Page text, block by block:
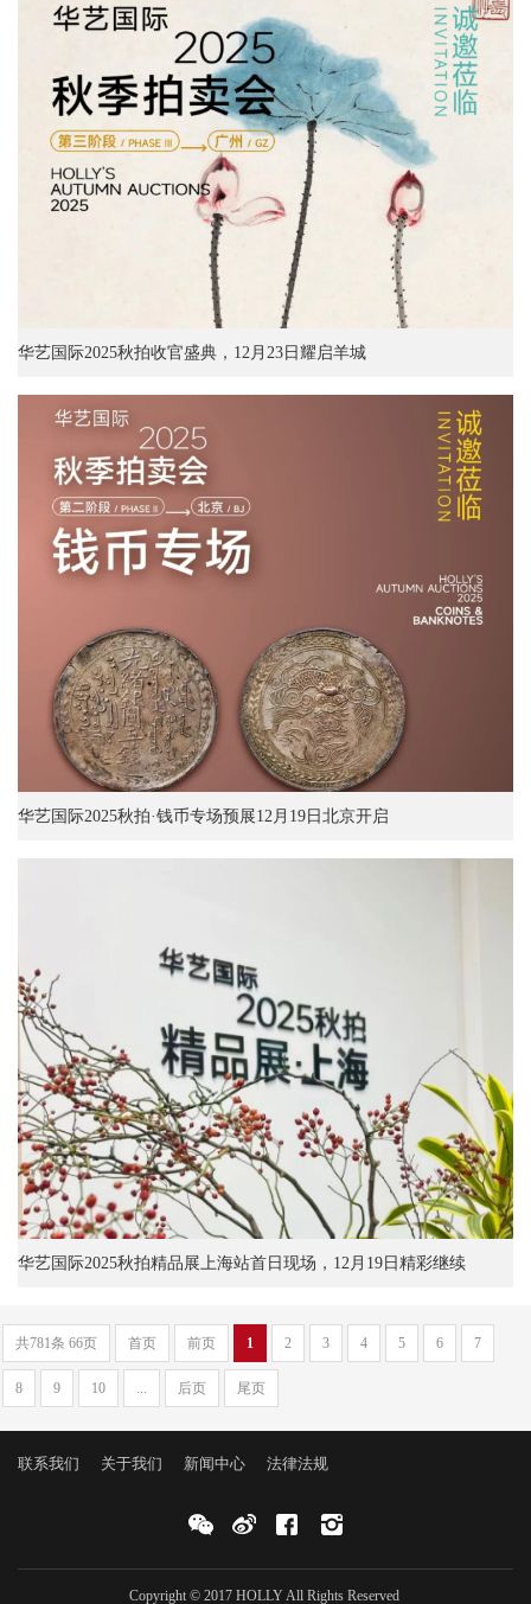
华艺国际2025秋拍收官盛典，12月23日耀启羊城
华艺国际2025秋拍·钱币专场预展12月19日北京开启
华艺国际2025秋拍精品展上海站首日现场，12月19日精彩继续
共781条 66页 首页 前页 1 2 3 4 5 6 7
8 9 10 后页 尾页
联系我们 关于我们 新闻中心 法律法规
Copyright © 2017 HOLLY All Rights Reserved